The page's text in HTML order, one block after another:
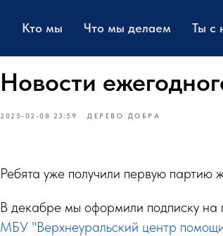
Кто мы Что мы делаем Ты с
Новости
2025-02-08 23:59 ДЕРЕВО ДОБРА
Ребята уже получили первую партию
В декабре мы оформили подписку на
МБУ "Верхнеуральский центр